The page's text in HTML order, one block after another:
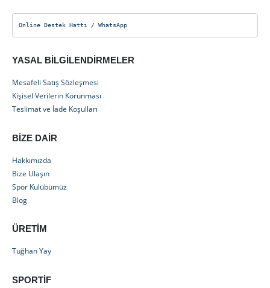
Online Destek Hattı / WhatsApp
YASAL BILGILENDIRMELER
Mesafeli Satış Sözleşmesi
Kişisel Verilerin Korunması
Teslimat ve İade Koşulları
BIZE DAIR
Hakkımızda
Bize Ulaşın
Spor Kulübümüz
Blog
ÜRETIM
Tuğhan Yay
SPORTIF